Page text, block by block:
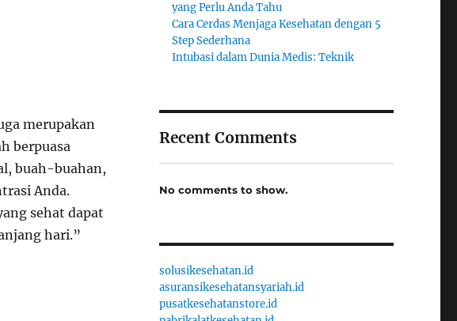
merupakan
berpuasa
buah-buahan,
Anda.
sehat dapat
hari.”
yang Perlu Anda Tahu
Cara Cerdas Menjaga Kesehatan dengan 5
Step Sederhana
Intubasi dalam Dunia Medis: Teknik
Recent Comments
No comments to show.
solusikesehatan.id
asuransikesehatansyariah.id
pusatkesehatanstore.id